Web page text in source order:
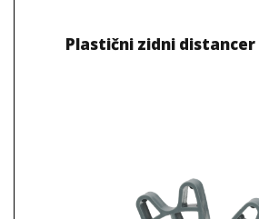
Plastični zidni distancer